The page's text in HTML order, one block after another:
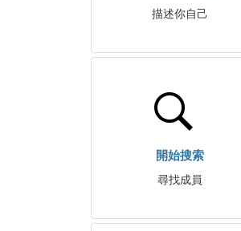
描述你自己
開始搜索
尋找成員